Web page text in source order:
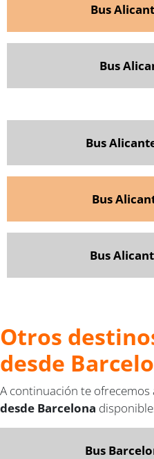
Bus
Bus
Bus
Bus
Bus
Otros
desde
A continuación te ofrecemos
desde Barcelona
Bus